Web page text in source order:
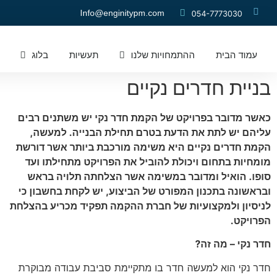
054-7773030
Info@enginitypm.com
עמוד הבית ההתמחויות שלנו​ תעשיות בלוג
בניית חדרים נקיים
כאשר מדובר בפרויקט של הקמת חדר נקי יש משתנים רבים
עליהם יש לתת את הדעת בטרם תחילת הבנייה. למעשה,
הקמת חדרים נקיים היא משימה מורכבת ביותר אשר דורשת
מומחיות בתחום ויכולת להוביל את הפרויקט מתחילתו ועד
סופו. הואיל ומדובר במשימה אשר הצלחתה תלויה בראש
ובראשונה בתכנון המפורט של הביצוע, יש לקחת בחשבון כי
לניסיון ולמקצועיות של חברת ההקמה תפקיד מכריע בהצלחת
הפרויקט.
חדר נקי – מה זה?
חדר נקי הוא למעשה חדר בו מתקיימת סביבת עבודה מבוקרת